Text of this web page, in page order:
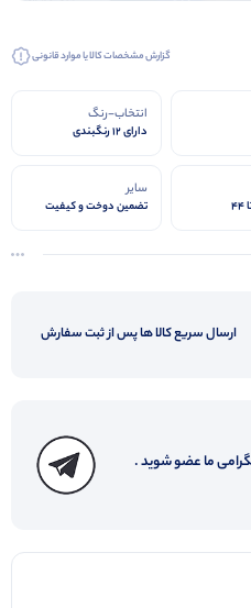
گزارش مشخصات کالا یا موارد قانونی
انتخاب-رنگ
دارای 12 رنگبندی
سایر
تضمین دوخت و کیفیت
ارسال سریع کالا ها پس از ثبت سفارش
ما عضو شوید .